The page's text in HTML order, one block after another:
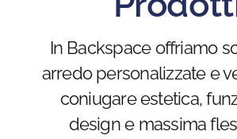
Sport & Outdoor
In Backspace offriamo
arredo personalizzate e
coniugare estetica,
design e massima